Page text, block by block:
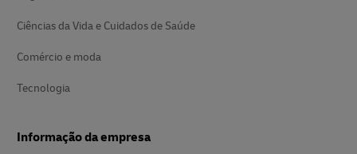
Ciências da Vida e Cuidados de Saúde
Comércio e moda
Tecnologia
Informação da empresa